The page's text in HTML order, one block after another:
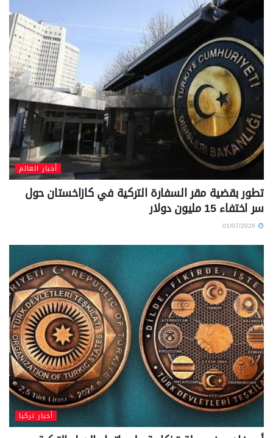
أخبار العالم
تطور بقضية مقر السفارة التركية في كازاخستان حول
سر اختفاء 15 مليون دولار
أخبار تركيا